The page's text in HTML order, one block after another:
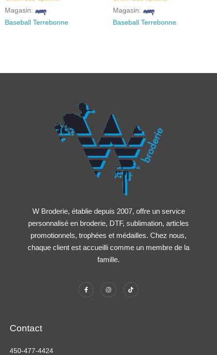
Magasin:
Baseball Terrebonne
Magasin:
Baseball Terrebonne
W Broderie, établie depuis 2007, offre un service
personnalisé en broderie, DTF, sublimation, articles
promotionnels, trophées et médailles. Chez nous,
chaque client est accueilli comme un membre de la
famille.
Contact
450-477-4424